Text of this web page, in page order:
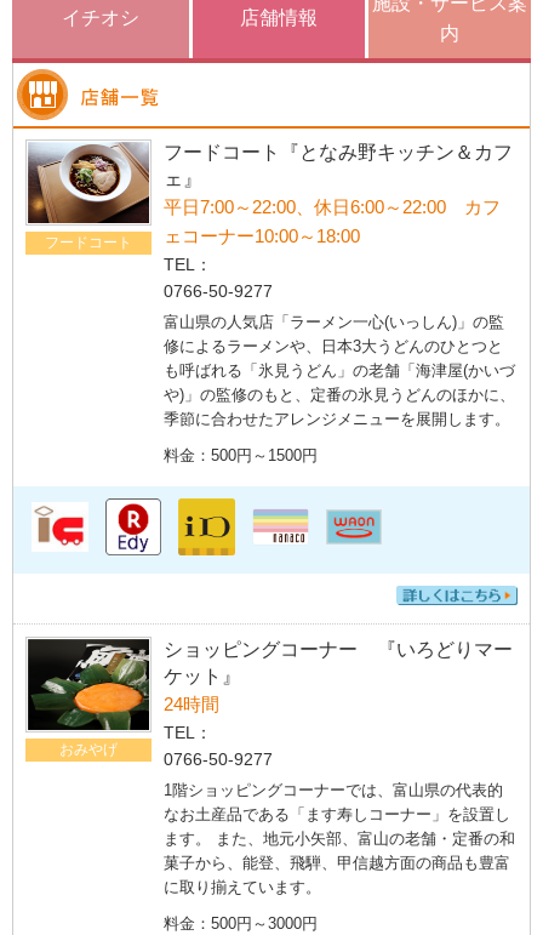
イチオシ 店舗情報
内
フードコート
フードコート『となみ野キッチン＆カフ
ェ』
平日7:00～22:00、休日6:00～22:00 カフ
ェコーナー10:00～18:00
TEL：
0766-50-9277
富山県の人気店「ラーメン一心(いっしん)」の監
修によるラーメンや、日本3大うどんのひとつと
も呼ばれる「氷見うどん」の老舗「海津屋(かいづ
や)」の監修のもと、定番の氷見うどんのほかに、
季節に合わせたアレンジメニューを展開します。
料金：500円～1500円
おみやげ
ショッピングコーナー 『いろどりマー
ケット』
24時間
TEL：
0766-50-9277
1階ショッピングコーナーでは、富山県の代表的
なお土産品である「ます寿しコーナー」を設置し
ます。 また、地元小矢部、富山の老舗・定番の和
菓子から、能登、飛騨、甲信越方面の商品も豊富
に取り揃えています。
料金：500円～3000円